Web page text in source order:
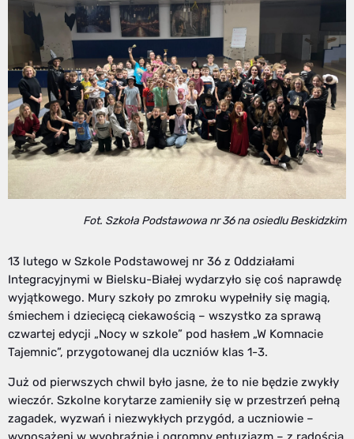
Fot. Szkoła Podstawowa nr 36 na osiedlu Beskidzkim
13 lutego w Szkole Podstawowej nr 36 z Oddziałami
Integracyjnymi w Bielsku-Białej wydarzyło się coś naprawdę
wyjątkowego. Mury szkoły po zmroku wypełniły się magią,
śmiechem i dziecięcą ciekawością – wszystko za sprawą
czwartej edycji „Nocy w szkole” pod hasłem „W Komnacie
Tajemnic”, przygotowanej dla uczniów klas 1-3.
Już od pierwszych chwil było jasne, że to nie będzie zwykły
wieczór. Szkolne korytarze zamieniły się w przestrzeń pełną
zagadek, wyzwań i niezwykłych przygód, a uczniowie –